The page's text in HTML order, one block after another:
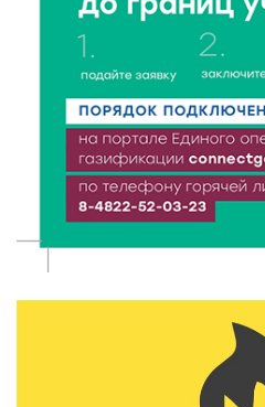
6 Авг 2026 16:28 405
Тверские «Романтики»
хореографией
6 Авг 2026 16:08 493
Виталий Королев наградил
анонсировал новые проекты
6 Авг 2026 16:02 216
Калининские футболисты
область на всероссийском